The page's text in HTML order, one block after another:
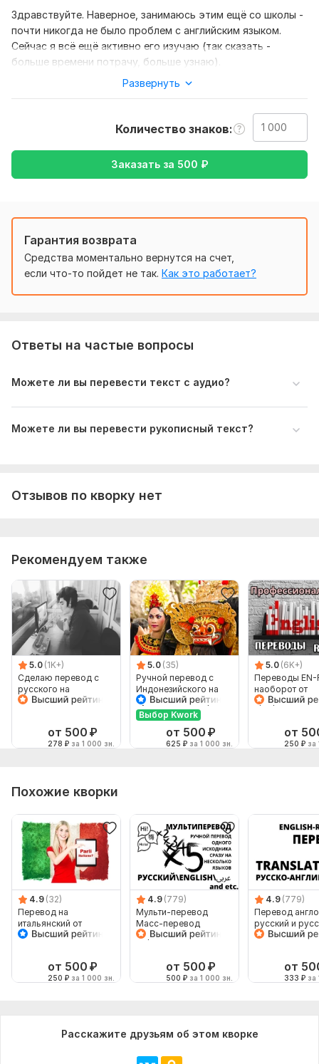
Здравствуйте. Наверное, занимаюсь этим ещё со школы -
почти никогда не было проблем с английским языком.
Сейчас я всё ещё активно его изучаю (так сказать -
больше времени потрачу, больше узнаю).
совсем немного - изображение или сам текст, а так же
информацию о том, насколько дословный я должна
сделать перевод.
Тематика:
с Английского на Русский
с Русского на Английский
Развернуть
Количество знаков
Заказать за 500 ₽
Гарантия возврата
Средства моментально вернутся на счет,
если что-то пойдет не так. Как это работает?
Ответы на частые вопросы
Можете ли вы перевести текст с аудио?
Можете ли вы перевести рукописный текст?
Отзывов по кворку нет
Рекомендуем также
5.0 (1K+)
Сделаю перевод с
русского на
английский и
от 500 ₽
278 ₽ за 1 000 зн.
5.0 (35)
Ручной перевод с
Индонезийского на
Русский и наоборот
Выбор Kwork
от 500 ₽
625 ₽ за 1 000 зн.
5.0 (6K+)
Переводы EN-
наоборот от
от
250 ₽ за
Похожие кворки
4.9 (32)
Перевод на
итальянский от
носителя
от 500 ₽
250 ₽ за 1 000 зн.
4.9 (779)
Мульти-перевод
Масс-перевод
Перевод каталогов
от 500 ₽
500 ₽ за 1 000 зн.
4.9 (779)
Перевод
русский и
английский
от
333 ₽ за
Расскажите друзьям об этом кворке